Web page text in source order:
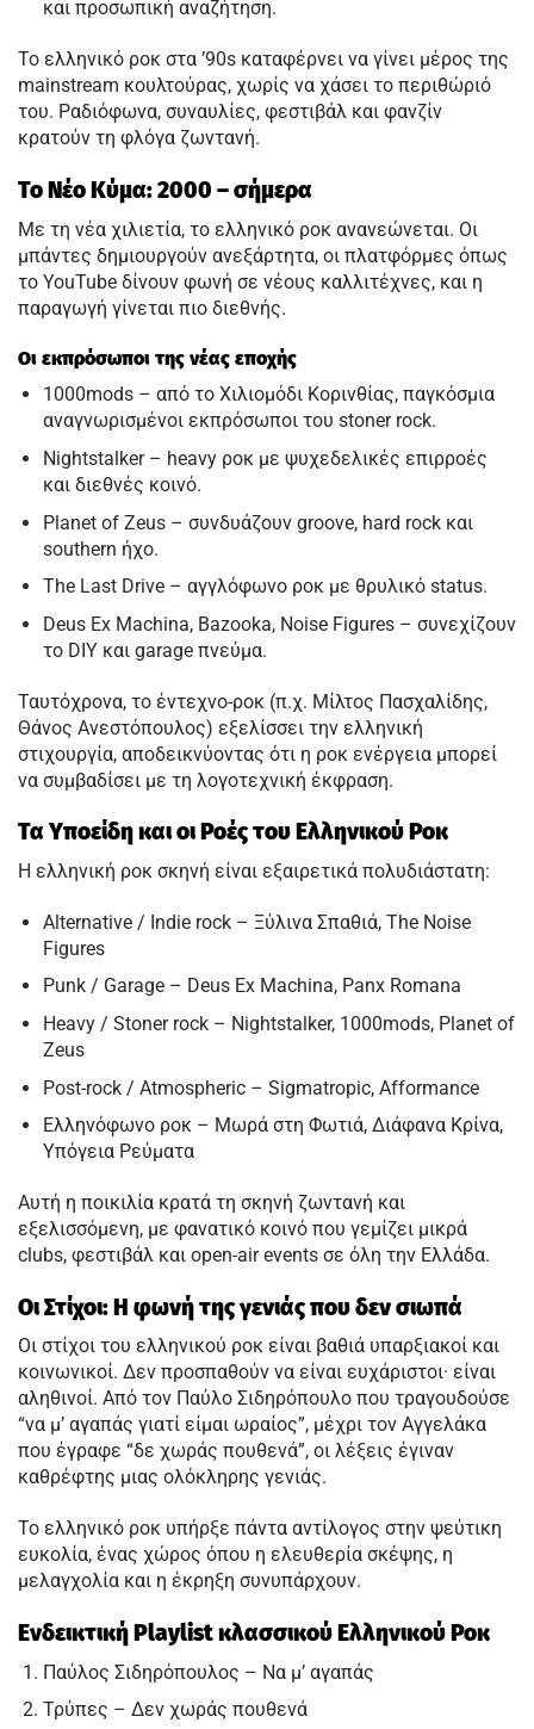
και προσωπική αναζήτηση.
Το ελληνικό ροκ στα ’90s καταφέρνει να γίνει μέρος της
mainstream κουλτούρας, χωρίς να χάσει το περιθώριό
του. Ραδιόφωνα, συναυλίες, φεστιβάλ και φανζίν
κρατούν τη φλόγα ζωντανή.
Το Νέο Κύμα: 2000 – σήμερα
Με τη νέα χιλιετία, το ελληνικό ροκ ανανεώνεται. Οι
μπάντες δημιουργούν ανεξάρτητα, οι πλατφόρμες όπως
το YouTube δίνουν φωνή σε νέους καλλιτέχνες, και η
παραγωγή γίνεται πιο διεθνής.
Οι εκπρόσωποι της νέας εποχής
1000mods – από το Χιλιομόδι Κορινθίας, παγκόσμια
αναγνωρισμένοι εκπρόσωποι του stoner rock.
Nightstalker – heavy ροκ με ψυχεδελικές επιρροές
και διεθνές κοινό.
Planet of Zeus – συνδυάζουν groove, hard rock και
southern ήχο.
The Last Drive – αγγλόφωνο ροκ με θρυλικό status.
Deus Ex Machina, Bazooka, Noise Figures – συνεχίζουν
το DIY και garage πνεύμα.
Ταυτόχρονα, το έντεχνο-ροκ (π.χ. Μίλτος Πασχαλίδης,
Θάνος Ανεστόπουλος) εξελίσσει την ελληνική
στιχουργία, αποδεικνύοντας ότι η ροκ ενέργεια μπορεί
να συμβαδίσει με τη λογοτεχνική έκφραση.
Τα Υποείδη και οι Ροές του Ελληνικού Ροκ
Η ελληνική ροκ σκηνή είναι εξαιρετικά πολυδιάστατη:
Alternative / Indie rock – Ξύλινα Σπαθιά, The Noise
Figures
Punk / Garage – Deus Ex Machina, Panx Romana
Heavy / Stoner rock – Nightstalker, 1000mods, Planet of
Zeus
Post-rock / Atmospheric – Sigmatropic, Afformance
Ελληνόφωνο ροκ – Μωρά στη Φωτιά, Διάφανα Κρίνα,
Υπόγεια Ρεύματα
Αυτή η ποικιλία κρατά τη σκηνή ζωντανή και
εξελισσόμενη, με φανατικό κοινό που γεμίζει μικρά
clubs, φεστιβάλ και open-air events σε όλη την Ελλάδα.
Οι Στίχοι: Η φωνή της γενιάς που δεν σιωπά
Οι στίχοι του ελληνικού ροκ είναι βαθιά υπαρξιακοί και
κοινωνικοί. Δεν προσπαθούν να είναι ευχάριστοι· είναι
αληθινοί. Από τον Παύλο Σιδηρόπουλο που τραγουδούσε
“να μ’ αγαπάς γιατί είμαι ωραίος”, μέχρι τον Αγγελάκα
που έγραφε “δε χωράς πουθενά”, οι λέξεις έγιναν
καθρέφτης μιας ολόκληρης γενιάς.
Το ελληνικό ροκ υπήρξε πάντα αντίλογος στην ψεύτικη
ευκολία, ένας χώρος όπου η ελευθερία σκέψης, η
μελαγχολία και η έκρηξη συνυπάρχουν.
Ενδεικτική Playlist κλασσικού Ελληνικού Ροκ
Παύλος Σιδηρόπουλος – Να μ’ αγαπάς
Τρύπες – Δεν χωράς πουθενά